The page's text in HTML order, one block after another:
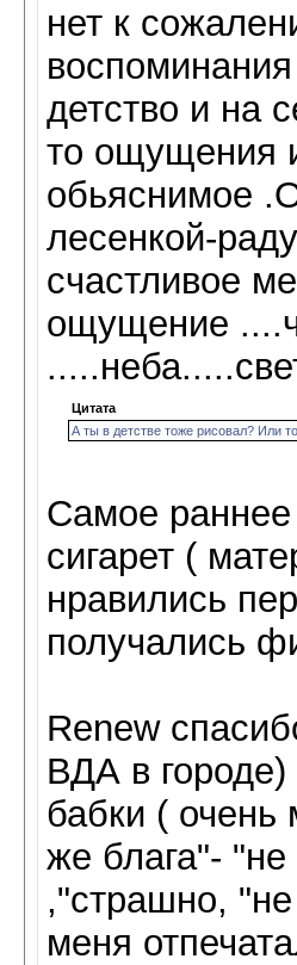
нет к
детство и на
то ощущения
обьяснимое
лесенкой-
счастливое
ощущение
Цитата
А ты в детстве тоже рисовал? Или
Самое
сигарет (
нравились
получались
Renew
ВДА в
бабки ( очень
же блага"-
,"страшно,
меня